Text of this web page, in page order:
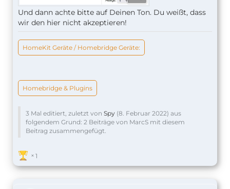
Und dann achte bitte auf Deinen Ton. Du weißt, dass
wir den hier nicht akzeptieren!
HomeKit Geräte / Homebridge Geräte:
Homebridge & Plugins
3 Mal editiert, zuletzt von Spy (8. Februar 2022) aus
folgendem Grund: 2 Beiträge von MarcS mit diesem
Beitrag zusammengefügt.
1